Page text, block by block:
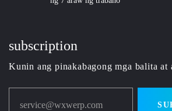
subscription
Kunin ang pinakabagong mga balita at
service@wxwerp.com